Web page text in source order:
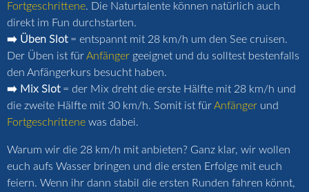
Fortgeschrittene. Die Naturtalente können natürlich auch
direkt im Fun durchstarten.
➡️ Üben Slot= entspannt mit 28 km/h um den See cruisen.
Der Üben ist fürAnfänger geeignet und du solltest bestenfalls
den Anfängerkurs besucht haben.
➡️ Mix Slot= der Mix dreht die erste Hälfte mit 28 km/h und
die zweite Hälfte mit 30 km/h. Somit ist fürAnfänger und
Fortgeschrittene was dabei.
Warum wir die 28 km/h mit anbieten? Ganz klar, wir wollen
euch aufs Wasser bringen und die ersten Erfolge mit euch
feiern. Wenn ihr dann stabil die ersten Runden fahren könnt,